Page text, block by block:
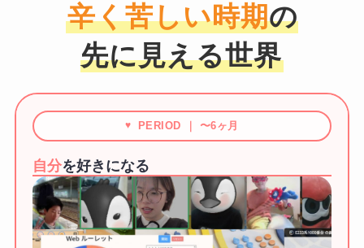
辛く苦しい時期の
先に見える世界
PERIOD ｜ 〜6ヶ月
自分を好きになる